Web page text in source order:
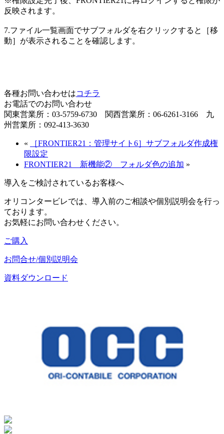
反映されます。
7.ファイル一覧画面でサブフォルダを右クリックすると［移
動］が表示されることを確認します。
各種お問い合わせはコチラ
お電話でのお問い合わせ
関東営業所：03-5759-6730 関西営業所：06-6261-3166 九
州営業所：092-413-3630
«
［FRONTIER21：管理サイト6］サブフォルダ作成権
限設定
FRONTIER21 新機能② フォルダ色の追加 »
導入をご検討されているお客様へ
オリコンタービレでは、導入前のご相談や個別説明会を行っ
ております。
お気軽にお問い合わせください。
ご購入
お問合せ/個別説明会
資料ダウンロード